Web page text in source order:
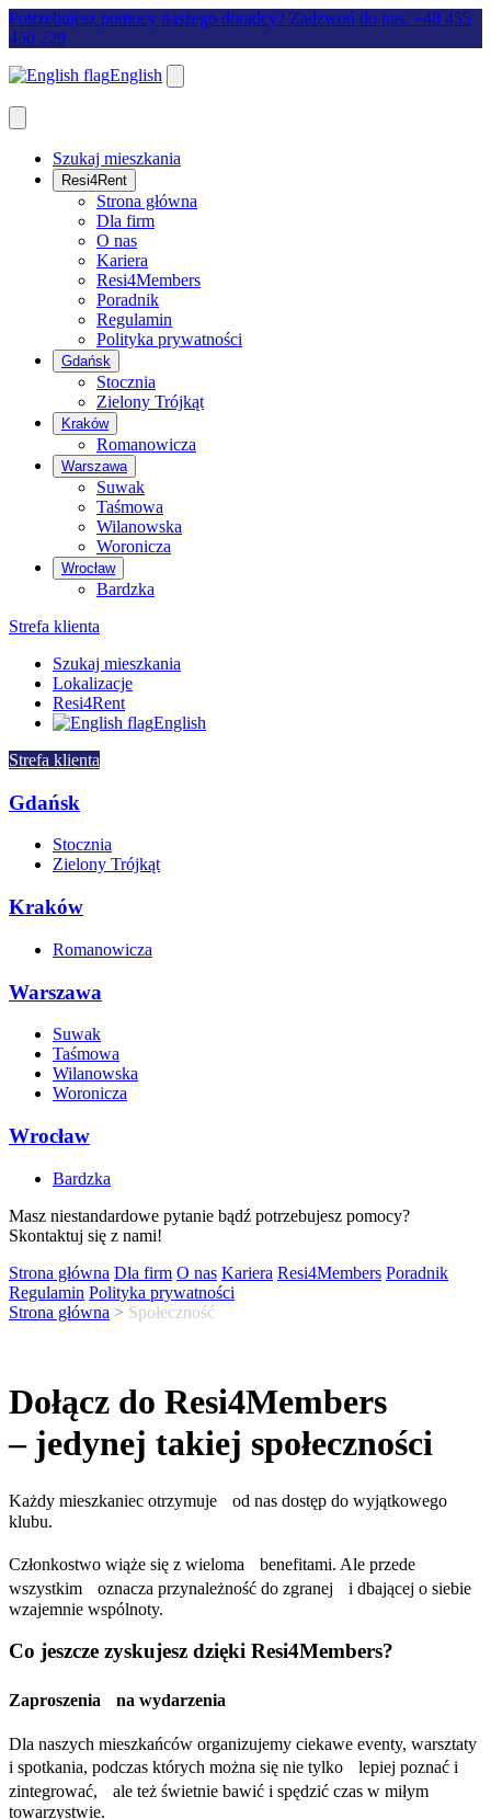
Potrzebujesz pomocy naszego doradcy? Zadzwoń do nas: +48 455
450 229
English
Szukaj mieszkania
Resi4Rent
Strona główna
Dla firm
O nas
Kariera
Resi4Members
Poradnik
Regulamin
Polityka prywatności
Gdańsk
Stocznia
Zielony Trójkąt
Kraków
Romanowicza
Warszawa
Suwak
Taśmowa
Wilanowska
Woronicza
Wrocław
Bardzka
Strefa klienta
Szukaj mieszkania
Lokalizacje
Resi4Rent
English
Strefa klienta
Gdańsk
Stocznia
Zielony Trójkąt
Kraków
Romanowicza
Warszawa
Suwak
Taśmowa
Wilanowska
Woronicza
Wrocław
Bardzka
Masz niestandardowe pytanie bądź potrzebujesz pomocy?
Skontaktuj się z nami!
Strona główna Dla firm O nas Kariera Resi4Members Poradnik
Regulamin Polityka prywatności
Strona główna > Społeczność
Dołącz do Resi4Members
– jedynej takiej społeczności
Każdy mieszkaniec otrzymuje od nas dostęp do wyjątkowego
klubu.
Członkostwo wiąże się z wieloma benefitami. Ale przede
wszystkim oznacza przynależność do zgranej i dbającej o siebie
wzajemnie wspólnoty.
Co jeszcze zyskujesz dzięki Resi4Members?
Zaproszenia na wydarzenia
Dla naszych mieszkańców organizujemy ciekawe eventy, warsztaty
i spotkania, podczas których można się nie tylko lepiej poznać i
zintegrować, ale też świetnie bawić i spędzić czas w miłym
towarzystwie.